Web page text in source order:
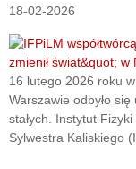
18-02-2026
16 lutego 2026 roku
Warszawie odbyło
stałych. Instytut
Sylwestra Kaliskiego